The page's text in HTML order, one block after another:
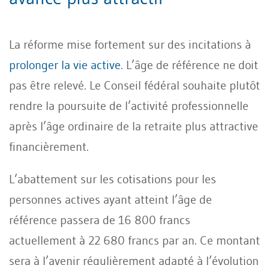
La réforme mise fortement sur des incitations à
prolonger la vie active. L’âge de référence ne doit
pas être relevé. Le Conseil fédéral souhaite plutôt
rendre la poursuite de l’activité professionnelle
après l’âge ordinaire de la retraite plus attractive
financièrement.
L’abattement sur les cotisations pour les
personnes actives ayant atteint l’âge de
référence passera de 16 800 francs
actuellement à 22 680 francs par an. Ce montant
sera à l’avenir régulièrement adapté à l’évolution